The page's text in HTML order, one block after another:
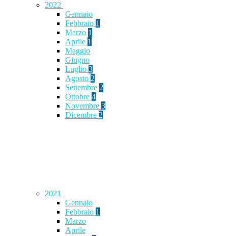
2022
Gennaio
Febbraio 1
Marzo 1
Aprile 1
Maggio
Giugno
Luglio 3
Agosto 2
Settembre 2
Ottobre 4
Novembre 3
Dicembre 2
2021
Gennaio
Febbraio 1
Marzo
Aprile